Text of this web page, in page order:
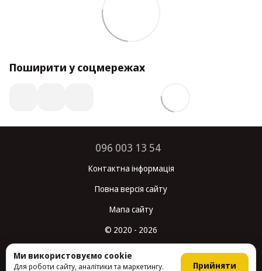
Поширити у соцмережах
096 003 13 54
Контактна інформація
Повна версія сайту
Мапа сайту
© 2020 - 2026
Ми використовуємо cookie
Для роботи сайту, аналітики та маркетингу. Прийняти